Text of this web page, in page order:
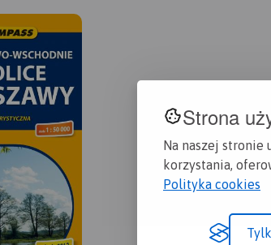
Strona
Na naszej stronie
korzystania,
Polityka cookies